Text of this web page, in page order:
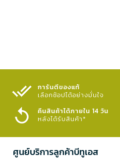
การันตีของแท้
เลือกช้อปได้อย่างมั่นใจ​
คืนสินค้าได้ภายใน 14 วัน
หลังได้รับสินค้า*
ศูนย์บริการลูกค้าบีทูเอส